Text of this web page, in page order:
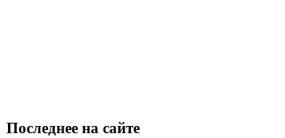
Последнее на сайте